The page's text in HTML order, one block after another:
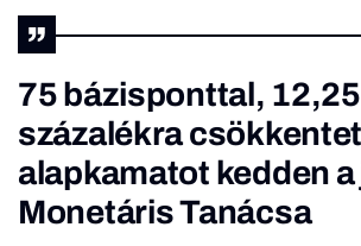
75 bázisponttal, 12,25
százalékra
alapkamatot kedden
Monetáris Tanácsa